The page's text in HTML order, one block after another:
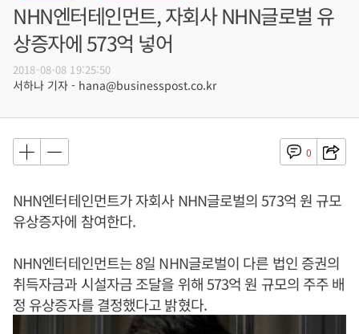
NHN엔터테인먼트, 자회사 NHN글로벌 유
상증자에 573억 넣어
2018-08-08 19:25:50
서하나 기자 - hana@businesspost.co.kr
0
NHN엔터테인먼트가 자회사 NHN글로벌의 573억 원 규모
유상증자에 참여한다.
NHN엔터테인먼트는 8일 NHN글로벌이 다른 법인 증권의
취득자금과 시설자금 조달을 위해 573억 원 규모의 주주 배
정 유상증자를 결정했다고 밝혔다.